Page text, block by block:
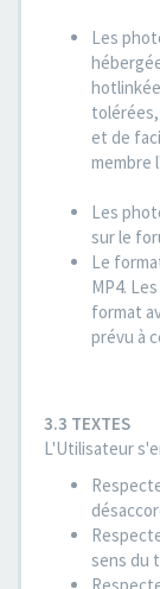
Les
et de
membre
Les
sur le
Le
MP4.
format
prévu à
3.3 TEXTES
L'Utilisateur
sens du